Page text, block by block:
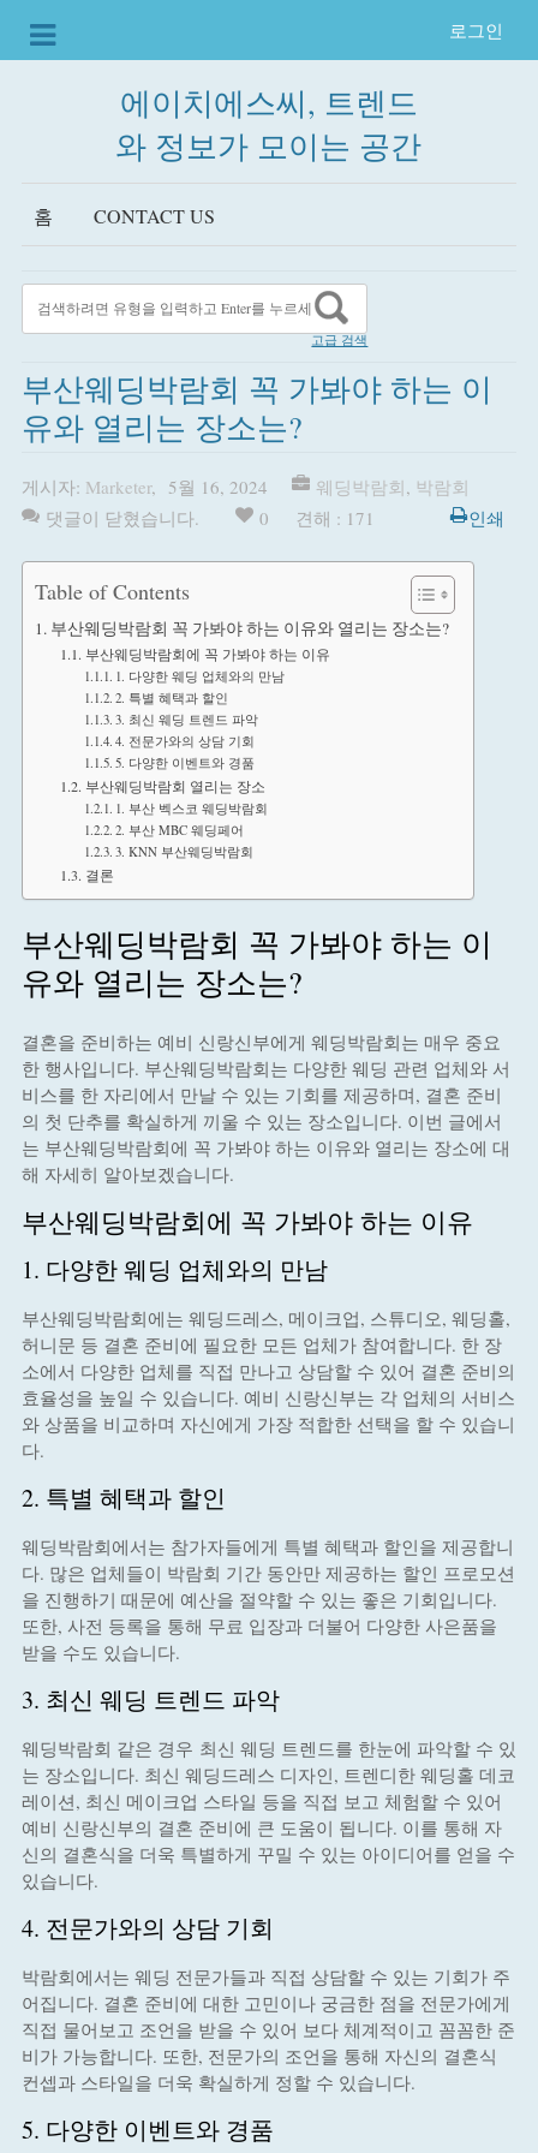
로그인
에이치에스씨, 트렌드
와 정보가 모이는 공간
홈 CONTACT US
고급 검색
부산웨딩박람회 꼭 가봐야 하는 이
유와 열리는 장소는?
게시자: Marketer, 5월 16, 2024 웨딩박람회, 박람회
댓글이 닫혔습니다.
0 견해 : 171 인쇄
Table of Contents
부산웨딩박람회 꼭 가봐야 하는 이유와 열리는 장소는?
부산웨딩박람회에 꼭 가봐야 하는 이유
1. 다양한 웨딩 업체와의 만남
2. 특별 혜택과 할인
3. 최신 웨딩 트렌드 파악
4. 전문가와의 상담 기회
5. 다양한 이벤트와 경품
부산웨딩박람회 열리는 장소
1. 부산 벡스코 웨딩박람회
2. 부산 MBC 웨딩페어
3. KNN 부산웨딩박람회
결론
부산웨딩박람회 꼭 가봐야 하는 이
유와 열리는 장소는?
결혼을 준비하는 예비 신랑신부에게 웨딩박람회는 매우 중요
한 행사입니다. 부산웨딩박람회는 다양한 웨딩 관련 업체와 서
비스를 한 자리에서 만날 수 있는 기회를 제공하며, 결혼 준비
의 첫 단추를 확실하게 끼울 수 있는 장소입니다. 이번 글에서
는 부산웨딩박람회에 꼭 가봐야 하는 이유와 열리는 장소에 대
해 자세히 알아보겠습니다.
부산웨딩박람회에 꼭 가봐야 하는 이유
1. 다양한 웨딩 업체와의 만남
부산웨딩박람회에는 웨딩드레스, 메이크업, 스튜디오, 웨딩홀,
허니문 등 결혼 준비에 필요한 모든 업체가 참여합니다. 한 장
소에서 다양한 업체를 직접 만나고 상담할 수 있어 결혼 준비의
효율성을 높일 수 있습니다. 예비 신랑신부는 각 업체의 서비스
와 상품을 비교하며 자신에게 가장 적합한 선택을 할 수 있습니
다.
2. 특별 혜택과 할인
웨딩박람회에서는 참가자들에게 특별 혜택과 할인을 제공합니
다. 많은 업체들이 박람회 기간 동안만 제공하는 할인 프로모션
을 진행하기 때문에 예산을 절약할 수 있는 좋은 기회입니다.
또한, 사전 등록을 통해 무료 입장과 더불어 다양한 사은품을
받을 수도 있습니다.
3. 최신 웨딩 트렌드 파악
웨딩박람회 같은 경우 최신 웨딩 트렌드를 한눈에 파악할 수 있
는 장소입니다. 최신 웨딩드레스 디자인, 트렌디한 웨딩홀 데코
레이션, 최신 메이크업 스타일 등을 직접 보고 체험할 수 있어
예비 신랑신부의 결혼 준비에 큰 도움이 됩니다. 이를 통해 자
신의 결혼식을 더욱 특별하게 꾸밀 수 있는 아이디어를 얻을 수
있습니다.
4. 전문가와의 상담 기회
박람회에서는 웨딩 전문가들과 직접 상담할 수 있는 기회가 주
어집니다. 결혼 준비에 대한 고민이나 궁금한 점을 전문가에게
직접 물어보고 조언을 받을 수 있어 보다 체계적이고 꼼꼼한 준
비가 가능합니다. 또한, 전문가의 조언을 통해 자신의 결혼식
컨셉과 스타일을 더욱 확실하게 정할 수 있습니다.
5. 다양한 이벤트와 경품